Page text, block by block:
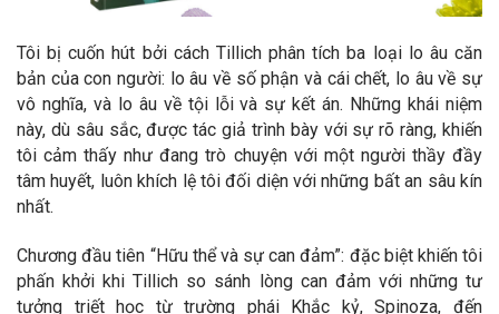
Tôi bị cuốn hút bởi cách Tillich phân tích ba loại lo âu căn
bản của con người: lo âu về số phận và cái chết, lo âu về sự
vô nghĩa, và lo âu về tội lỗi và sự kết án. Những khái niệm
này, dù sâu sắc, được tác giả trình bày với sự rõ ràng, khiến
tôi cảm thấy như đang trò chuyện với một người thầy đầy
tâm huyết, luôn khích lệ tôi đối diện với những bất an sâu kín
nhất.
Chương đầu tiên “Hữu thể và sự can đảm”: đặc biệt khiến tôi
phấn khởi khi Tillich so sánh lòng can đảm với những tư
tưởng triết học từ trường phái Khắc kỷ, Spinoza, đến